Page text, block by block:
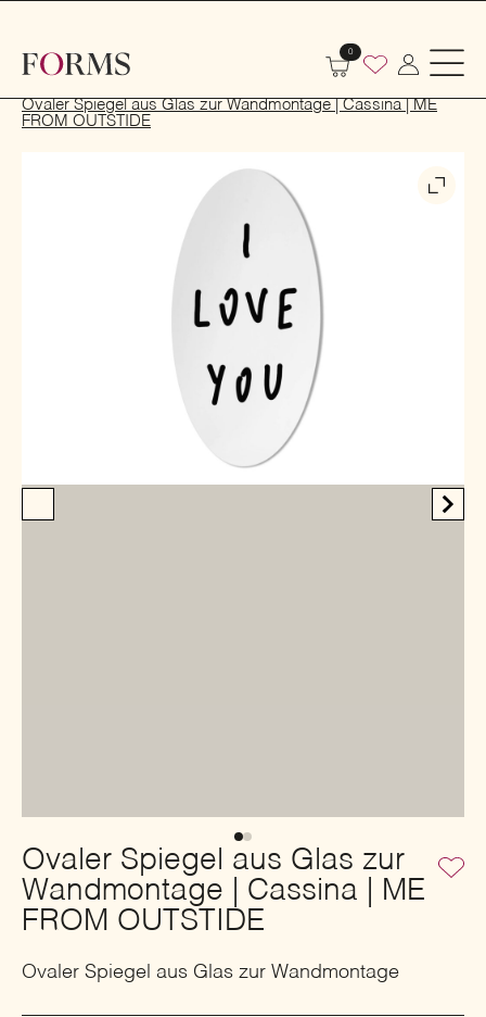
0
Ovaler Spiegel aus Glas zur Wandmontage | Cassina | ME
FROM OUTSTIDE
Ovaler Spiegel aus Glas zur
Wandmontage | Cassina | ME
FROM OUTSTIDE
Ovaler Spiegel aus Glas zur Wandmontage